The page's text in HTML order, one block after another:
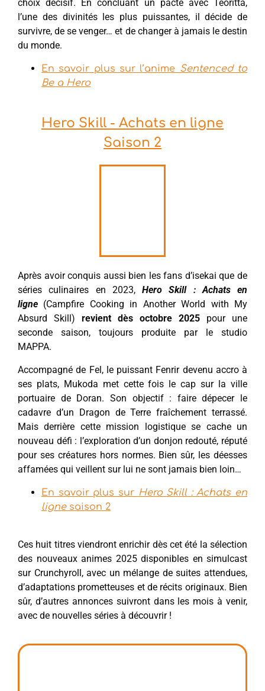
choix décisif. En concluant un pacte avec Teoritta,
l’une des divinités les plus puissantes, il décide de
survivre, de se venger… et de changer à jamais le destin
du monde.
En savoir plus sur l’anime Sentenced to
Be a Hero
Hero Skill - Achats en ligne
Saison 2
Après avoir conquis aussi bien les fans d’isekai que de
séries culinaires en 2023, Hero Skill : Achats en
ligne (Campfire Cooking in Another World with My
Absurd Skill) revient dès octobre 2025 pour une
seconde saison, toujours produite par le studio
MAPPA.
Accompagné de Fel, le puissant Fenrir devenu accro à
ses plats, Mukoda met cette fois le cap sur la ville
portuaire de Doran. Son objectif : faire dépecer le
cadavre d’un Dragon de Terre fraîchement terrassé.
Mais derrière cette mission logistique se cache un
nouveau défi : l’exploration d’un donjon redouté, réputé
pour ses créatures hors normes. Bien sûr, les déesses
affamées qui veillent sur lui ne sont jamais bien loin…
En savoir plus sur Hero Skill : Achats en
lignesaison 2
Ces huit titres viendront enrichir dès cet été la sélection
des nouveaux animes 2025 disponibles en simulcast
sur Crunchyroll, avec un mélange de suites attendues,
d’adaptations prometteuses et de récits originaux. Bien
sûr, d’autres annonces suivront dans les mois à venir,
avec de nouvelles séries à découvrir !